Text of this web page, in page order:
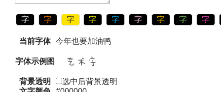
字 字 字 字 字 字 字 字 字
当前字体 今年也要加油鸭
字体示例图
背景透明
选中后背景透明